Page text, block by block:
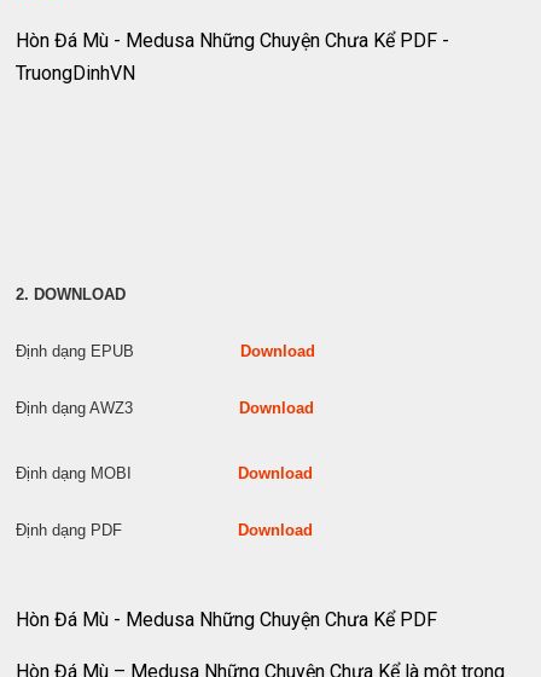
Hòn Đá Mù - Medusa Những Chuyện Chưa Kể PDF -
TruongDinhVN
2. DOWNLOAD
Định dạng EPUB Download
Định dạng AWZ3 Download
Định dạng MOBI Download
Định dạng PDF Download
Hòn Đá Mù - Medusa Những Chuyện Chưa Kể PDF
Hòn Đá Mù – Medusa Những Chuyện Chưa Kể là một trong